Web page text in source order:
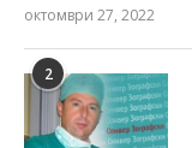
октомври 27, 2022
2